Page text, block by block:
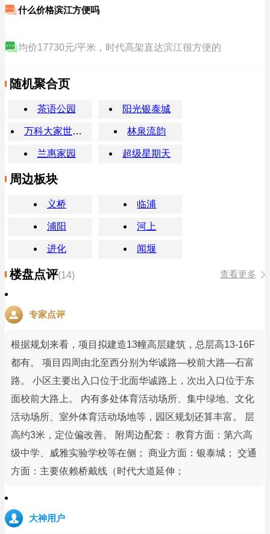
什么价格滨江方便吗
均价17730元/平米，时代高架直达滨江很方便的
随机聚合页
茶语公园 阳光银泰城
万科大家世纪之光 林泉流韵
兰惠家园 超级星期天
周边板块
义桥 临浦
浦阳 河上
进化 闻堰
楼盘点评(14) 查看更多
专家点评
根据规划来看，项目拟建造13幢高层建筑，总层高13-16F
都有。 项目四周由北至西分别为华诚路—校前大路—石富
路。 小区主要出入口位于北面华诚路上，次出入口位于东
面校前大路上。 内有多处体育活动场所、集中绿地、文化
活动场所、室外体育活动场地等，园区规划还算丰富。 层
高约3米，定位偏改善。 附周边配套： 教育方面：第六高
级中学、威雅实验学校等在侧； 商业方面：银泰城； 交通
方面：主要依赖桥戴线（时代大道延伸；
大神用户